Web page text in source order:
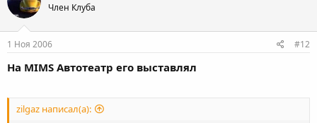
Член Клуба
1 Ноя 2006 #12
На МIМS Автотеатр его выставлял
zilgaz написал(а):